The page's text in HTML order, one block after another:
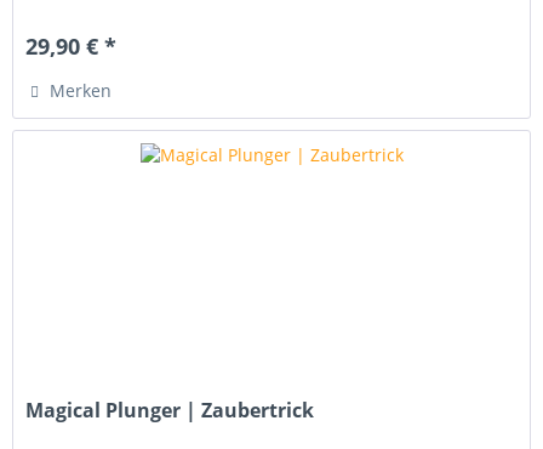
29,90 € *
Merken
Magical Plunger | Zaubertrick